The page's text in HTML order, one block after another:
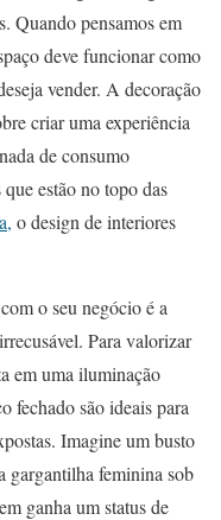
Quando pensamos em
deve funcionar como
vender. A decoração
criar uma experiência
de consumo
estão no topo das
o design de interiores
o seu negócio é a
Para valorizar
em uma iluminação
fechado são ideais para
Imagine um busto
feminina sob
ganha um status de